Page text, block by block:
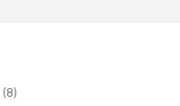
(8)